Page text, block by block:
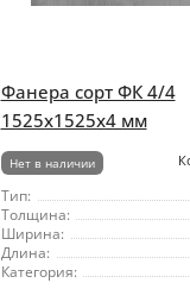
Фанера сорт ФК 4/4
1525x1525x4 мм
Нет в наличии
Тип:
Толщина:
Ширина:
Длина:
Категория: